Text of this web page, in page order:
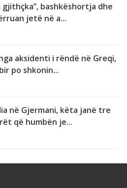
gjithçka”, bashkëshortja dhe
jetë në a...
aksidenti i rëndë në Greqi,
po shkonin...
në Gjermani, këta janë tre
që humbën je...